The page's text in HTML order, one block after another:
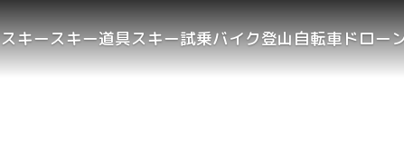
スキースキー道具スキー試乗バイク登山自転車ドロー